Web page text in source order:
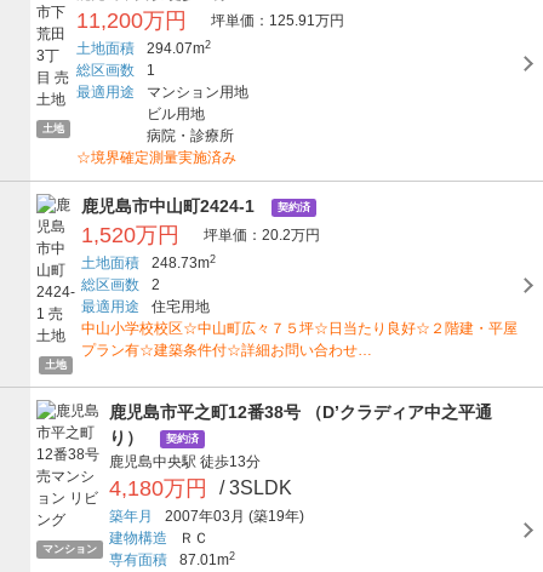
土地
11,200万円
坪単価：125.91万円
土地面積
294.07m2
総区画数
1
最適用途
マンション用地
ビル用地
病院・診療所
☆境界確定測量実施済み
土地
鹿児島市中山町2424-1 契約済
1,520万円
坪単価：20.2万円
土地面積
248.73m2
総区画数
2
最適用途
住宅用地
中山小学校校区☆中山町広々７５坪☆日当たり良好☆２階建・平屋
プラン有☆建築条件付☆詳細お問い合わせ…
マンション
鹿児島市平之町12番38号 （D’クラディア中之平通
り）
契約済
鹿児島中央駅 徒歩13分
4,180万円 / 3SLDK
築年月 2007年03月 (築19年)
建物構造
ＲＣ
専有面積
87.01m2